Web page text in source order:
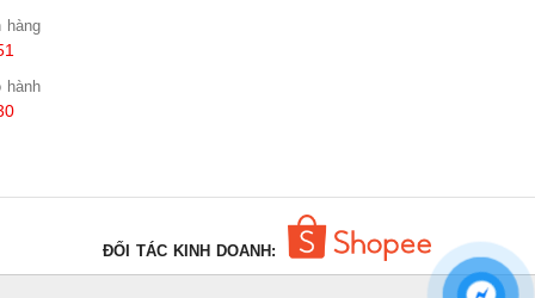
hàng
hành
ĐỐI TÁC KINH DOANH: